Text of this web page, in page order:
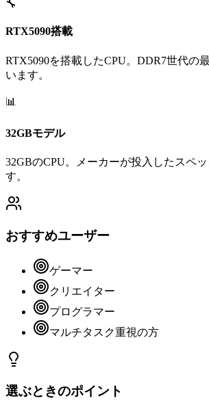
🔧
RTX5090搭載
RTX5090を搭載したCPU。DDR7世代の
います。
📊
32GBモデル
32GBのCPU。メーカーが投入したスペ
す。
おすすめユーザー
ゲーマー
クリエイター
プログラマー
マルチタスク重視の方
選ぶときのポイント